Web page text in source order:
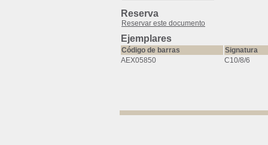
Reserva
Reservar este documento
Ejemplares
Código de barras
Signatura
AEX05850
C10/8/6